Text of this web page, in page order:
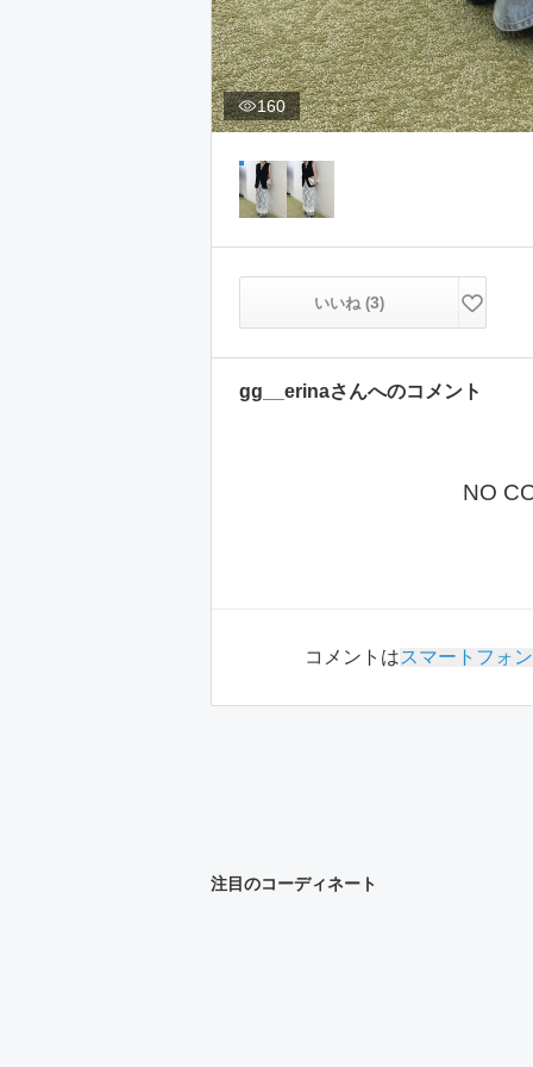
160
いいね (3)
gg__erinaさんへのコメント
NO
コメントはスマートフォ
注目のコーディネート